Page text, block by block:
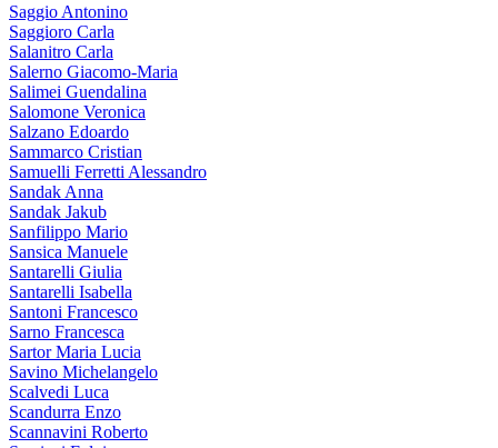
Saggio Antonino
Saggioro Carla
Salanitro Carla
Salerno Giacomo-Maria
Salimei Guendalina
Salomone Veronica
Salzano Edoardo
Sammarco Cristian
Samuelli Ferretti Alessandro
Sandak Anna
Sandak Jakub
Sanfilippo Mario
Sansica Manuele
Santarelli Giulia
Santarelli Isabella
Santoni Francesco
Sarno Francesca
Sartor Maria Lucia
Savino Michelangelo
Scalvedi Luca
Scandurra Enzo
Scannavini Roberto